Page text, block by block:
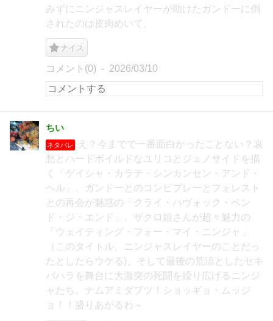
みずにニンジャスレイヤーが助けたガンドーに倒
されたのは皮肉めいて。
ナイス
コメント(0) 2026/03/10
ちい
ネタバレ
え？今までで一番面白かったことない？哀
愁とハードボイルドなユリコとジェノサイドを描
く「ゲイシャ・カラテ・シンカンセン・アンド・
ヘル」、ガンドーとのコンビプレーとフォレスト
との再会が魅惑の「クライ・ハヴォック・ベン
ド・ジ・エンド」、ザクロ姐さんが超々魅力の
「ウェイティング・フォー・マイ・ニンジャ」
（このタイトル、ニンジャスレイヤーのことだっ
たとしたらウケる)、そして最後の荒涼としたセキ
バハラを舞台に大激突の死闘を繰り広げるニンジ
ャたち。ナムアミダブツ！ショッギョ・ムッジ
ョ！！盛りあがるわ～